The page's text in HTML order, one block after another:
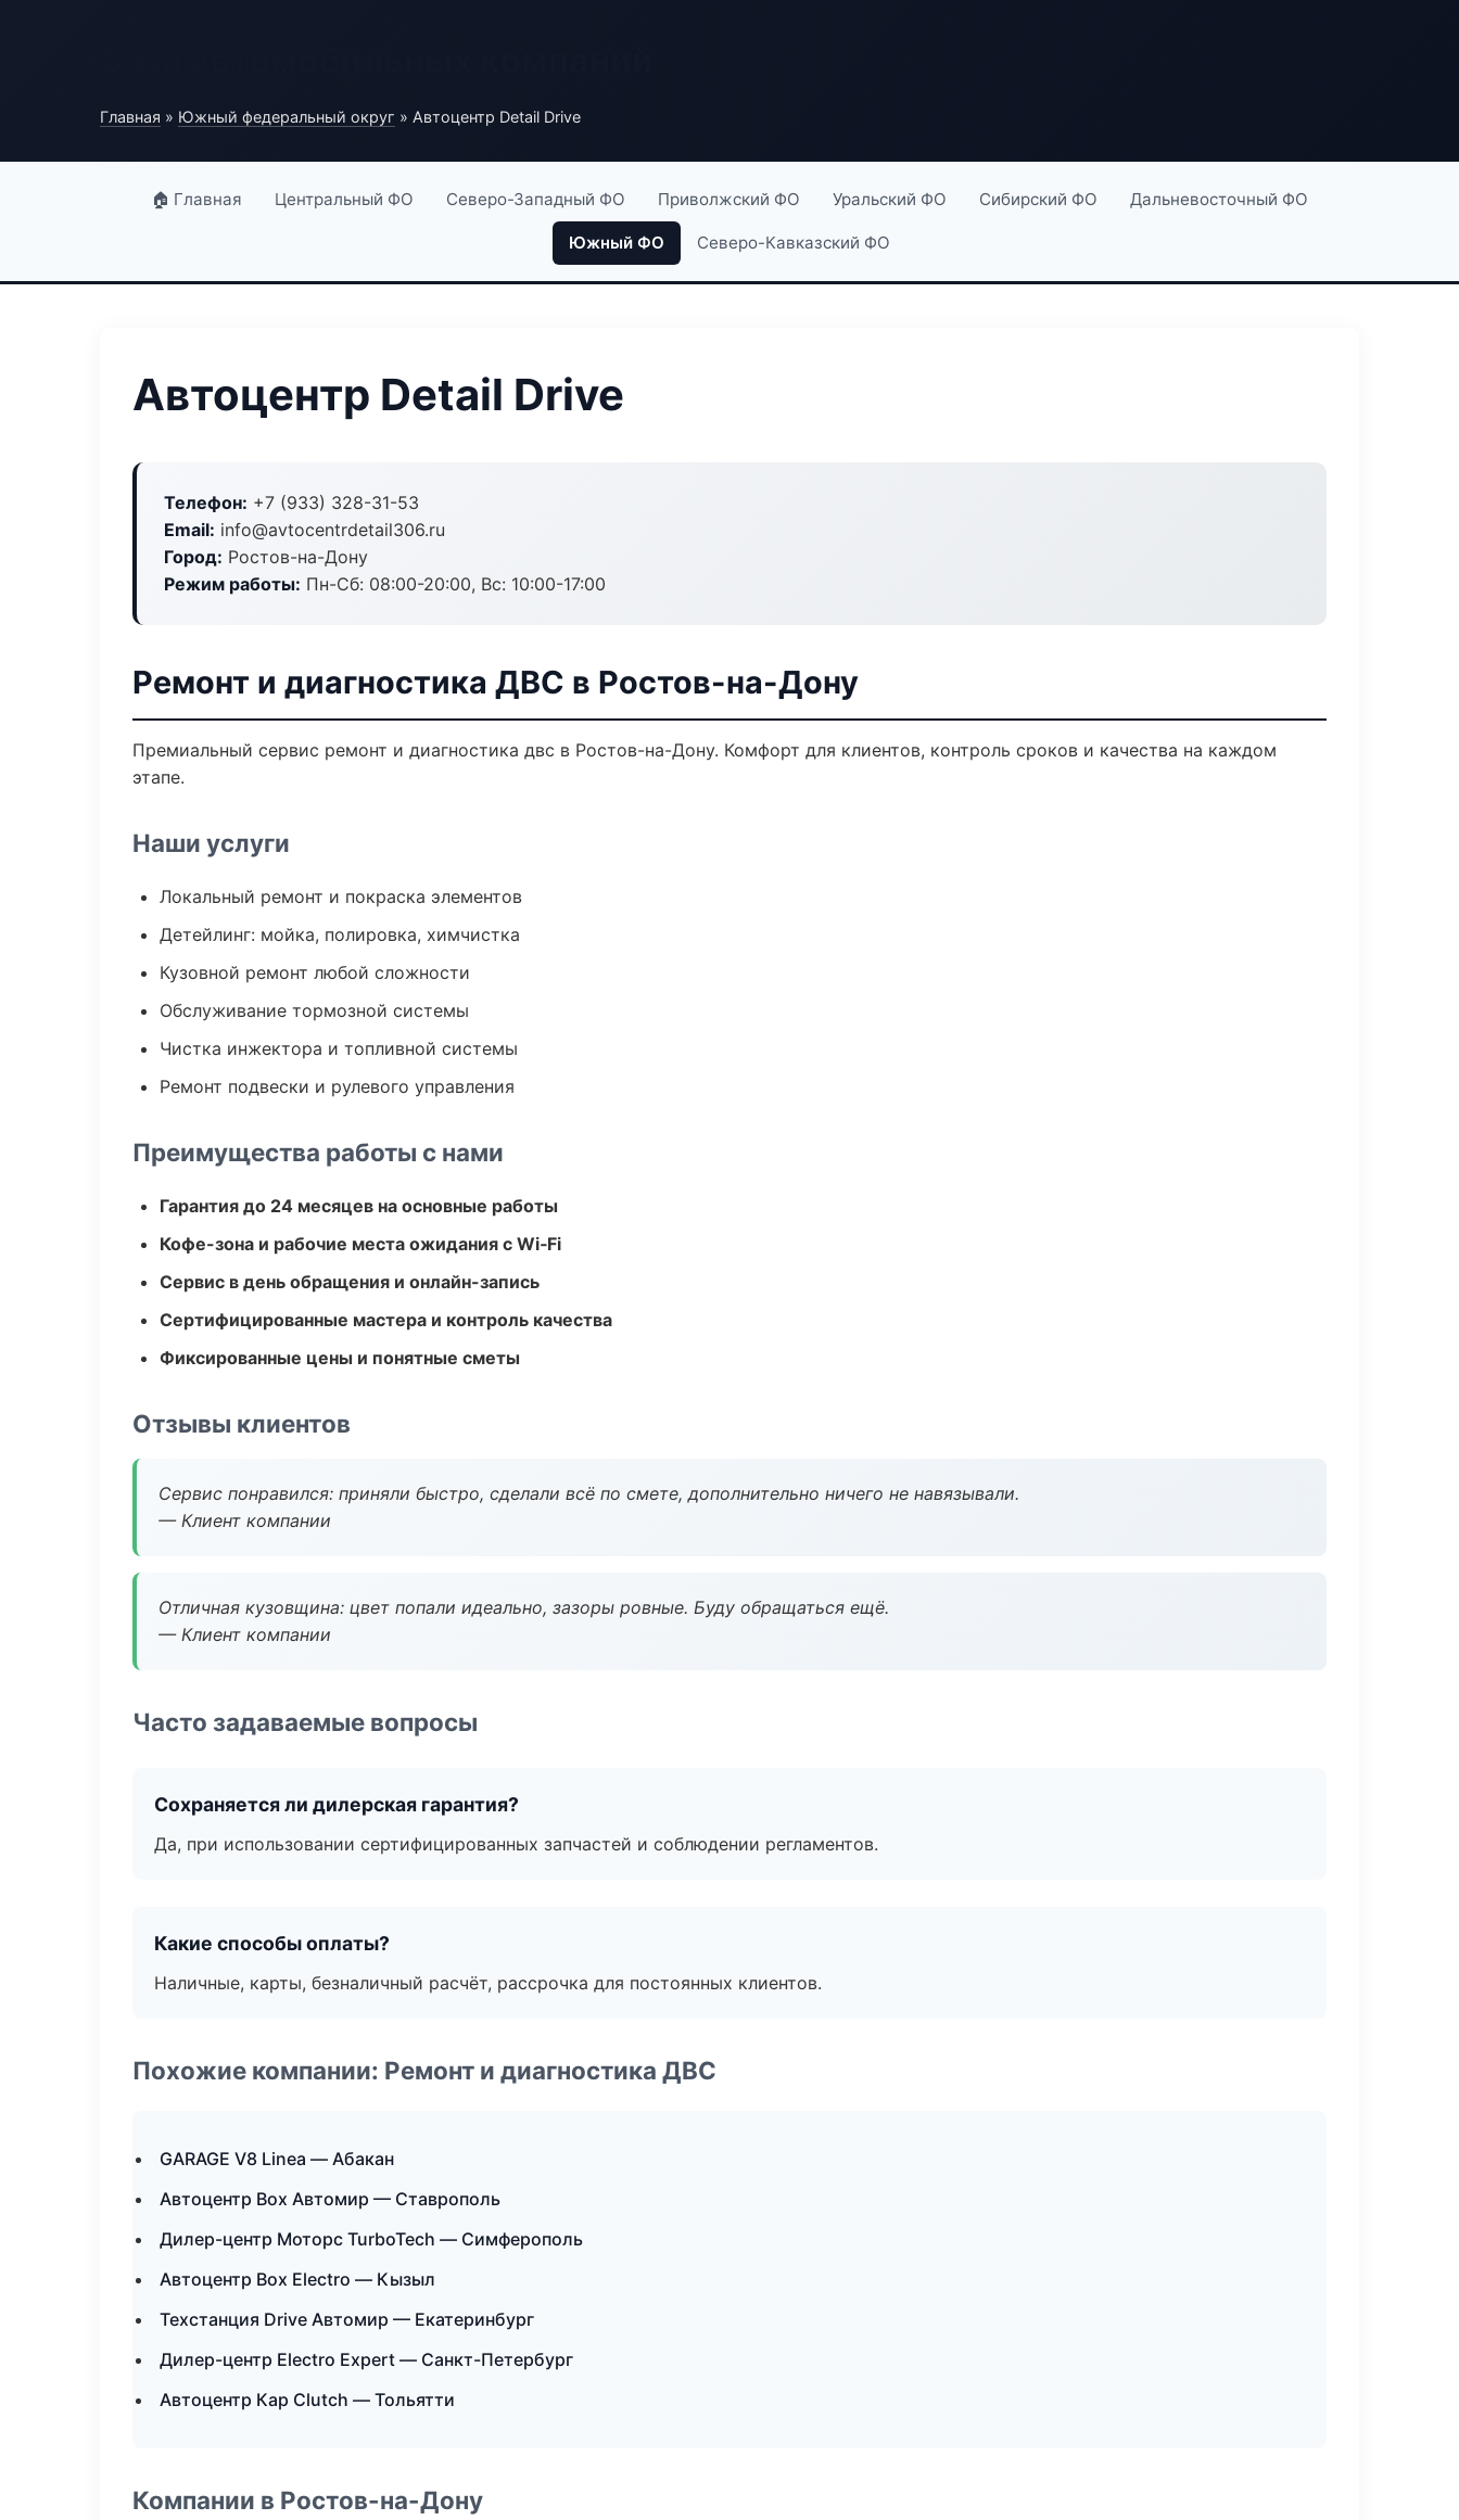
Главная » Южный федеральный округ » Автоцентр Detail Drive
🏠 Главная Центральный ФО Северо-Западный ФО Приволжский ФО Уральский ФО Сибирский ФО Дальневосточный ФО
Южный ФО Северо-Кавказский ФО
Автоцентр Detail Drive
Телефон: +7 (933) 328-31-53
Email: info@avtocentrdetail306.ru
Город: Ростов-на-Дону
Режим работы: Пн-Сб: 08:00-20:00, Вс: 10:00-17:00
Ремонт и диагностика ДВС в Ростов-на-Дону
Премиальный сервис ремонт и диагностика двс в Ростов-на-Дону. Комфорт для клиентов, контроль сроков и качества на каждом
этапе.
Наши услуги
Локальный ремонт и покраска элементов
Детейлинг: мойка, полировка, химчистка
Кузовной ремонт любой сложности
Обслуживание тормозной системы
Чистка инжектора и топливной системы
Ремонт подвески и рулевого управления
Преимущества работы с нами
Гарантия до 24 месяцев на основные работы
Кофе-зона и рабочие места ожидания с Wi‑Fi
Сервис в день обращения и онлайн-запись
Сертифицированные мастера и контроль качества
Фиксированные цены и понятные сметы
Отзывы клиентов
Сервис понравился: приняли быстро, сделали всё по смете, дополнительно ничего не навязывали.
— Клиент компании
Отличная кузовщина: цвет попали идеально, зазоры ровные. Буду обращаться ещё.
— Клиент компании
Часто задаваемые вопросы
Сохраняется ли дилерская гарантия?
Да, при использовании сертифицированных запчастей и соблюдении регламентов.
Какие способы оплаты?
Наличные, карты, безналичный расчёт, рассрочка для постоянных клиентов.
Похожие компании: Ремонт и диагностика ДВС
GARAGE V8 Linea — Абакан
Автоцентр Box Автомир — Ставрополь
Дилер-центр Моторс TurboTech — Симферополь
Автоцентр Box Electro — Кызыл
Техстанция Drive Автомир — Екатеринбург
Дилер-центр Electro Expert — Санкт-Петербург
Автоцентр Кар Clutch — Тольятти
Компании в Ростов-на-Дону